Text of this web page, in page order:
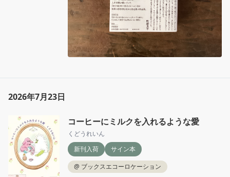
2026年7月23日
コーヒーにミルクを入れるような愛
くどうれいん
新刊入荷
サイン本
@ ブックスエコーロケーション